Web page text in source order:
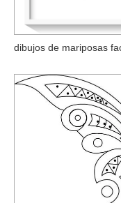
dibujos de mariposas